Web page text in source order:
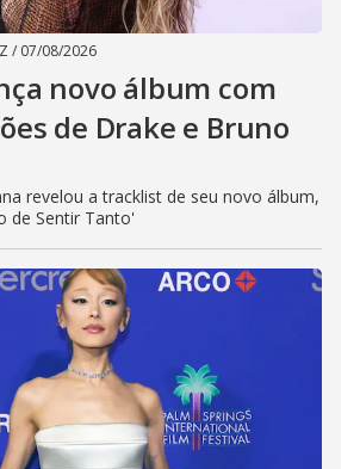
/ 07/08/2026
novo álbum com
de Drake e Bruno
revelou a ​tracklist de seu novo álbum,
de Sentir Tanto'